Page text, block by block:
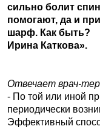
сильно болит
помогают, да и
шарф. Как быть?
Ирина Каткова».
Отвечает врач-
- По той или иной
периодически
Эффективный